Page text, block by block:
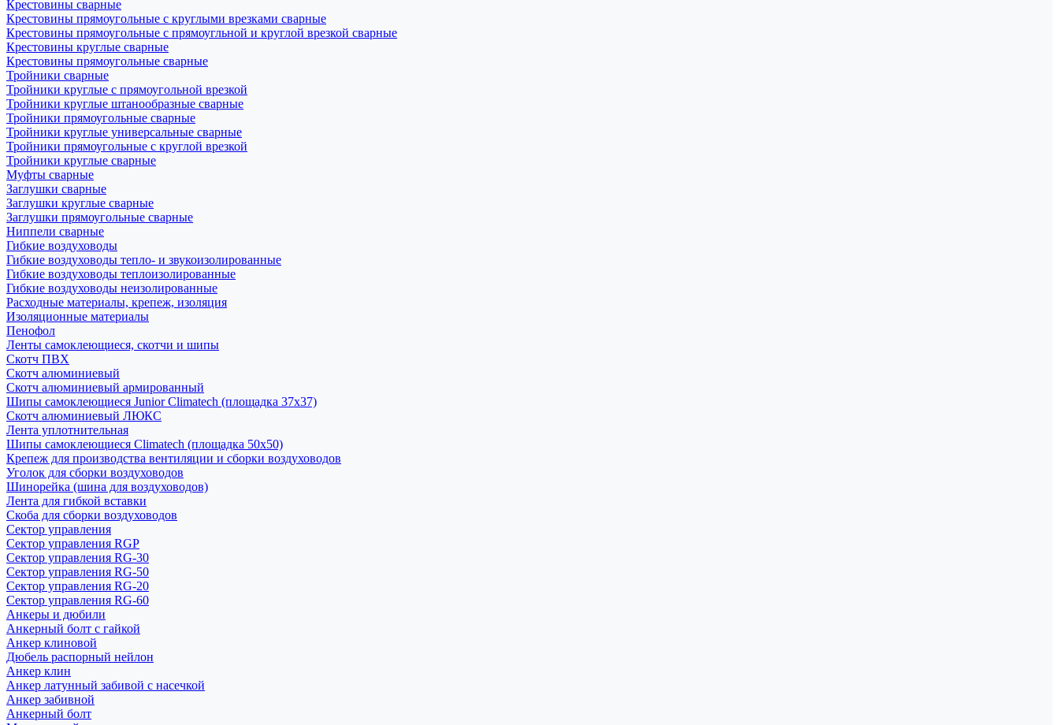
Крестовины сварные
Крестовины прямоугольные с круглыми врезками сварные
Крестовины прямоугольные с прямоугльной и круглой врезкой сварные
Крестовины круглые сварные
Крестовины прямоугольные сварные
Тройники сварные
Тройники круглые с прямоугольной врезкой
Тройники круглые штанообразные сварные
Тройники прямоугольные сварные
Тройники круглые универсальные сварные
Тройники прямоугольные с круглой врезкой
Тройники круглые сварные
Муфты сварные
Заглушки сварные
Заглушки круглые сварные
Заглушки прямоугольные сварные
Ниппели сварные
Гибкие воздуховоды
Гибкие воздуховоды тепло- и звукоизолированные
Гибкие воздуховоды теплоизолированные
Гибкие воздуховоды неизолированные
Расходные материалы, крепеж, изоляция
Изоляционные материалы
Пенофол
Ленты самоклеющиеся, скотчи и шипы
Скотч ПВХ
Скотч алюминиевый
Скотч алюминиевый армированный
Шипы самоклеющиеся Junior Climatech (площадка 37х37)
Скотч алюминиевый ЛЮКС
Лента уплотнительная
Шипы самоклеющиеся Climatech (площадка 50х50)
Крепеж для производства вентиляции и сборки воздуховодов
Уголок для сборки воздуховодов
Шинорейка (шина для воздуховодов)
Лента для гибкой вставки
Скоба для сборки воздуховодов
Сектор управления
Сектор управления RGP
Сектор управления RG-30
Сектор управления RG-50
Сектор управления RG-20
Сектор управления RG-60
Анкеры и дюбили
Анкерный болт с гайкой
Анкер клиновой
Дюбель распорный нейлон
Анкер клин
Анкер латунный забивой с насечкой
Анкер забивной
Анкерный болт